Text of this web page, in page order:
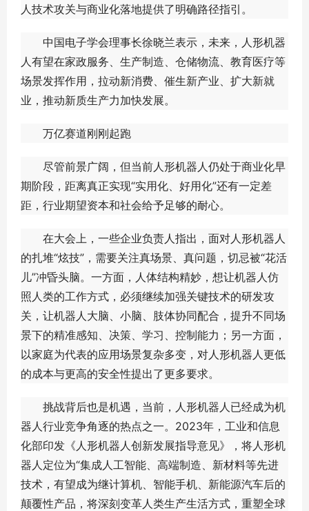
人技术攻关与商业化落地提供了明确路径指引。
中国电子学会理事长徐晓兰表示，未来，人形机器
人有望在家政服务、生产制造、仓储物流、教育医疗等
场景发挥作用，拉动新消费、催生新产业、扩大新就
业，推动新质生产力加快发展。
万亿赛道刚刚起跑
尽管前景广阔，但当前人形机器人仍处于商业化早
期阶段，距离真正实现“实用化、好用化”还有一定差
距，行业期望资本和社会给予足够的耐心。
在大会上，一些企业负责人指出，面对人形机器人
的扎堆“炫技”，需要关注真场景、真问题，切忌被“花活
儿”冲昏头脑。一方面，人体结构精妙，想让机器人仿
照人类的工作方式，必须继续加强关键技术的研发攻
关，让机器人大脑、小脑、肢体协同配合，提升不同场
景下的精准感知、决策、学习、控制能力；另一方面，
以家庭为代表的应用场景复杂多变，对人形机器人更低
的成本与更高的安全性提出了更多要求。
挑战背后也是机遇，当前，人形机器人已经成为机
器人行业竞争角逐的热点之一。2023年，工业和信息
化部印发《人形机器人创新发展指导意见》，将人形机
器人定位为“集成人工智能、高端制造、新材料等先进
技术，有望成为继计算机、智能手机、新能源汽车后的
颠覆性产品，将深刻变革人类生产生活方式，重塑全球